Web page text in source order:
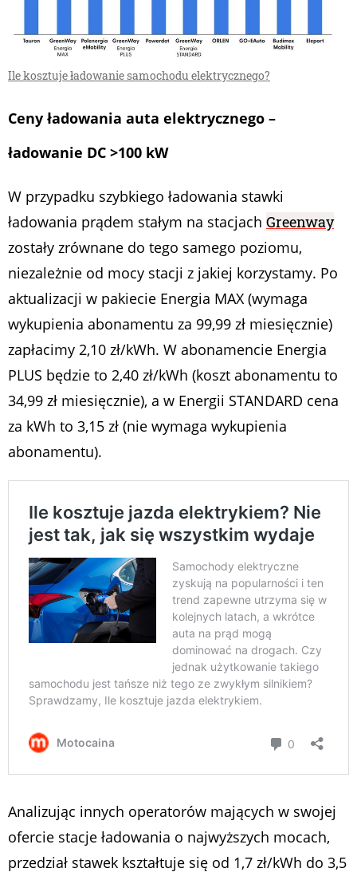
Ile kosztuje ładowanie samochodu elektrycznego?
Ceny ładowania auta elektrycznego –
ładowanie DC >100 kW
W przypadku szybkiego ładowania stawki
ładowania prądem stałym na stacjach Greenway
zostały zrównane do tego samego poziomu,
niezależnie od mocy stacji z jakiej korzystamy. Po
aktualizacji w pakiecie Energia MAX (wymaga
wykupienia abonamentu za 99,99 zł miesięcznie)
zapłacimy 2,10 zł/kWh. W abonamencie Energia
PLUS będzie to 2,40 zł/kWh (koszt abonamentu to
34,99 zł miesięcznie), a w Energii STANDARD cena
za kWh to 3,15 zł (nie wymaga wykupienia
abonamentu).
Analizując innych operatorów mających w swojej
ofercie stacje ładowania o najwyższych mocach,
przedział stawek kształtuje się od 1,7 zł/kWh do 3,5